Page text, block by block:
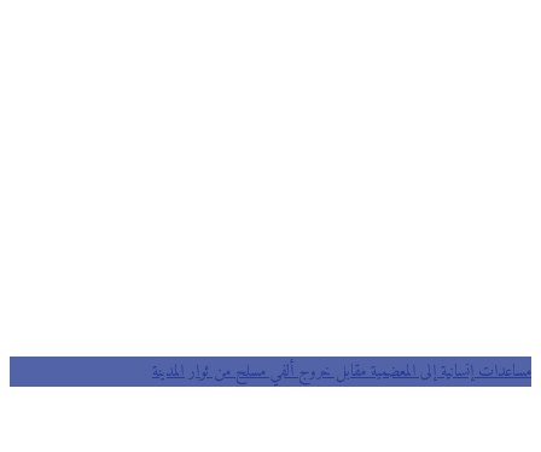
مساعدات إنسانية إلى المعضمية مقابل خروج ألفي مسلح من ثوار المدينة